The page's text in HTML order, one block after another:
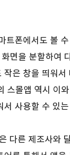
트폰에서도 볼
면을 분할하여
작은 창을 띄워서
스몰앱 역시 이
서 사용할 수 있
다른 제조사와